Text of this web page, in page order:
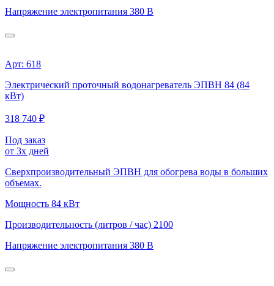
Напряжение электропитания 380 В
Арт: 618
Электрический проточный водонагреватель ЭПВН 84 (84
кВт)
318 740 ₽
Под заказ
от 3х дней
Сверхпроизводительный ЭПВН для обогрева воды в больших
объемах.
Мощность 84 кВт
Производительность (литров / час) 2100
Напряжение электропитания 380 В